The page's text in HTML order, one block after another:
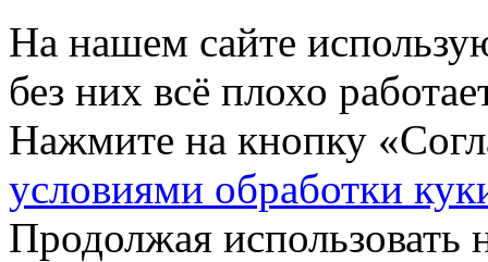
На нашем сайте
без них всё плохо
Нажмите на кнопку
условиями обработки
Продолжая использовать